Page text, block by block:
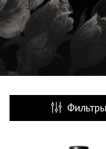
Фильтры